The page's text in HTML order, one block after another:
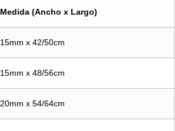
Medida (Ancho x Largo)
15mm x 42/50cm
15mm x 48/56cm
20mm x 54/64cm